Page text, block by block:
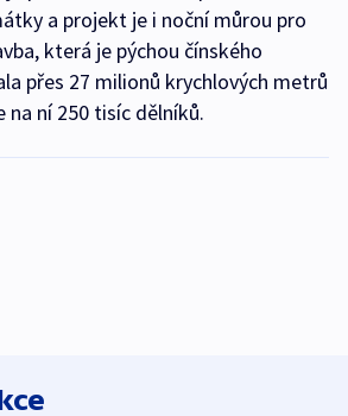
a projekt je i noční můrou pro
která je pýchou čínského
přes 27 milionů krychlových metrů
na ní 250 tisíc dělníků.